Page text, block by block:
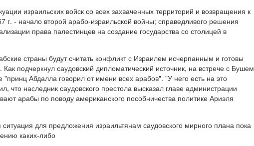
израильских войск со всех захваченных территорий и возвращения к
- начало второй арабо-израильской войны; справедливого решения
права палестинцев на создание государства со столицей в
страны будут считать конфликт с Израилем исчерпанным и готовы
подчеркнул саудовский дипломатический источник, на встрече с Бушем
Абдалла говорил от имени всех арабов". "У него есть на это
что наследник саудовского престола высказал главе администрации
арабы по поводу американского пособничества политике Ариэля
для предложения израильтянам саудовского мирного плана пока
каких-либо